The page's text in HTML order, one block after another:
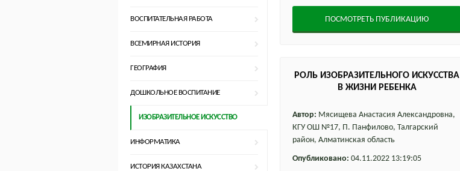
ВОСПИТАТЕЛЬНАЯ РАБОТА
ВСЕМИРНАЯ ИСТОРИЯ
ГЕОГРАФИЯ
ДОШКОЛЬНОЕ ВОСПИТАНИЕ
ИЗОБРАЗИТЕЛЬНОЕ ИСКУССТВО
ИНФОРМАТИКА
ИСТОРИЯ КАЗАХСТАНА
ПОСМОТРЕТЬ ПУБЛИКАЦИЮ
РОЛЬ ИЗОБРАЗИТЕЛЬНОГО ИСКУССТВА
В ЖИЗНИ РЕБЕНКА
Автор: Мясищева Анастасия Александровна,
КГУ ОШ №17, П. Панфилово, Талгарский
район, Алматинская область
Опубликовано: 04.11.2022 13:19:05